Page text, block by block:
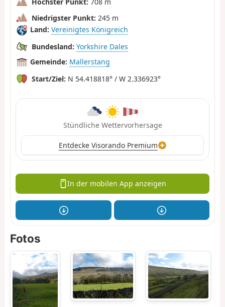
Niedrigster Punkt: 245 m
Land: Vereinigtes Königreich
Bundesland: Yorkshire Dales
Gemeinde: Mallerstang
Start/Ziel: N 54.418818° / W 2.336923°
Stündliche Wettervorhersage
Entdecke Visorando Premium
In der mobilen App anzeigen
Fotos